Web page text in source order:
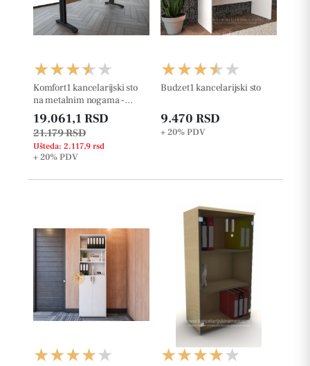
Komfort1 kancelarijski sto
na metalnim nogama -
36mm
19.061,1 RSD
21.179 RSD
Ušteda: 2.117,9 rsd
+ 20%PDV
Budzet1 kancelarijski sto
9.470 RSD
+ 20%PDV